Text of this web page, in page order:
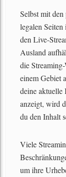
Selbst mit
legalen
den Live-
Ausland
die
einem Gebiet
deine aktuelle
anzeigt, wird
du den Inhalt
Viele
um ihre